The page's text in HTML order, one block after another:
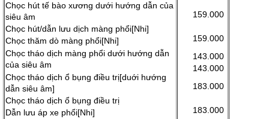
Chọc hút tế bào xương dưới hướng dẫn của
siêu âm
Chọc hút/dẫn lưu dịch màng phổi[Nhi]
Chọc thăm dò màng phổi[Nhi]
Chọc tháo dịch màng phổi dưới hướng dẫn
của siêu âm
Chọc tháo dịch ổ bụng điều trị[duới hướng
dẫn siêu âm]
Chọc tháo dịch ổ bụng điều trị
Dẫn lưu áp xe phổi[Nhi]
159.000
159.000
143.000
143.000
183.000
183.000